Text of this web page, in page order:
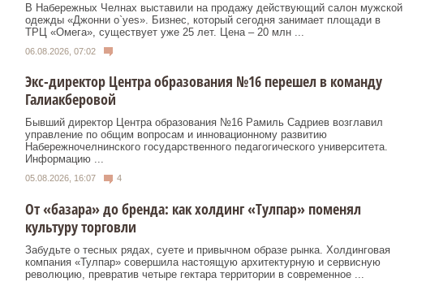
В Набережных Челнах выставили на продажу действующий салон мужской
одежды «Джонни о`yes». Бизнес, который сегодня занимает площади в
ТРЦ «Омега», существует уже 25 лет. Цена – 20 млн ...
06.08.2026, 07:02
Экс-директор Центра образования №16 перешел в команду
Галиакберовой
Бывший директор Центра образования №16 Рамиль Садриев возглавил
управление по общим вопросам и инновационному развитию
Набережночелнинского государственного педагогического университета.
Информацию ...
05.08.2026, 16:07 4
От «базара» до бренда: как холдинг «Тулпар» поменял
культуру торговли
Забудьте о тесных рядах, суете и привычном образе рынка. Холдинговая
компания «Тулпар» совершила настоящую архитектурную и сервисную
революцию, превратив четыре гектара территории в современное ...